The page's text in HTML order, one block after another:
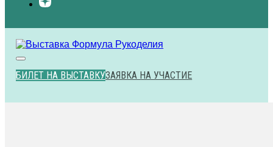
БИЛЕТ НА ВЫСТАВКУЗАЯВКА НА УЧАСТИЕ